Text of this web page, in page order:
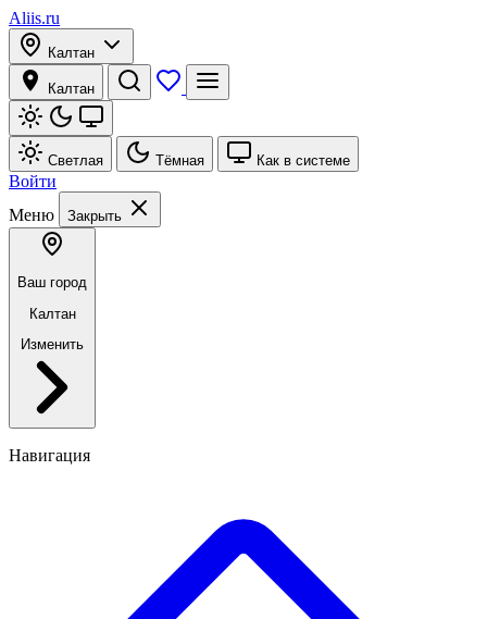
Aliis.ru
Калтан
Калтан
Светлая Тёмная Как в системе
Войти
Меню
Закрыть
Ваш город
Калтан
Изменить
Навигация